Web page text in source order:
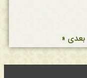
بعدی «